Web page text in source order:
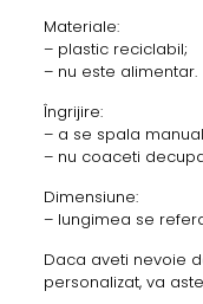
Materiale:
– plastic reciclabil;
– nu este alimentar.
Îngrijire:
– a se spala
– nu coaceti
Dimensiune:
– lungimea se
Daca aveti nevoie
personalizat, va